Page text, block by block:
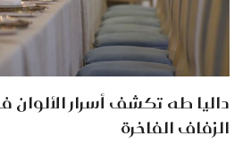
داليا طه تكشف أسرار
الزفاف الفاخرة